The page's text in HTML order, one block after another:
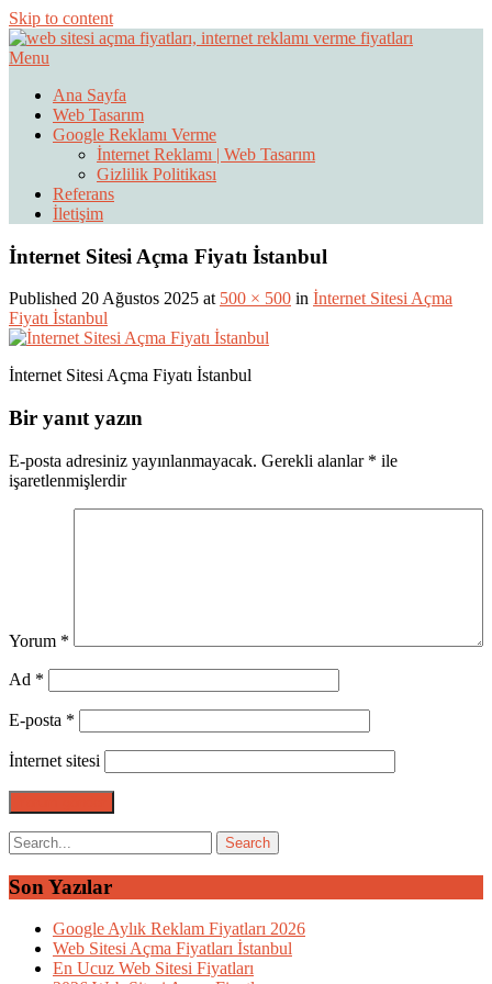
Skip to content
Web Sitesi Açma, İnternet Sitesi
Fiyatları
Menu
Ana Sayfa
Web Tasarım
Google Reklamı Verme
İnternet Reklamı | Web Tasarım
Gizlilik Politikası
Referans
İletişim
İnternet Sitesi Açma Fiyatı İstanbul
Published 20 Ağustos 2025 at 500 × 500 in İnternet Sitesi Açma
Fiyatı İstanbul
İnternet Sitesi Açma Fiyatı İstanbul
Bir yanıt yazın
E-posta adresiniz yayınlanmayacak. Gerekli alanlar * ile
işaretlenmişlerdir
Yorum *
Ad *
E-posta *
İnternet sitesi
Son Yazılar
Google Aylık Reklam Fiyatları 2026
Web Sitesi Açma Fiyatları İstanbul
En Ucuz Web Sitesi Fiyatları